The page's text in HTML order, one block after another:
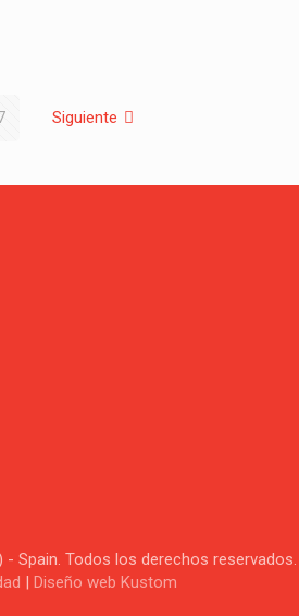
Siguiente
- Spain. Todos los derechos reservados.
| Diseño web Kustom